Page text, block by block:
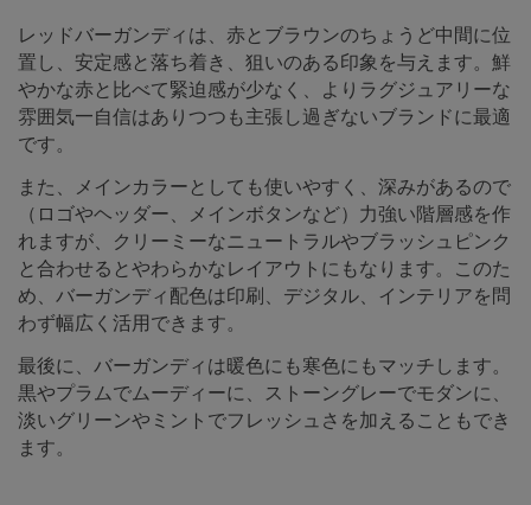
レッドバーガンディは、赤とブラウンのちょうど中間に位
置し、安定感と落ち着き、狙いのある印象を与えます。鮮
やかな赤と比べて緊迫感が少なく、よりラグジュアリーな
雰囲気—自信はありつつも主張し過ぎないブランドに最適
です。
また、メインカラーとしても使いやすく、深みがあるので
（ロゴやヘッダー、メインボタンなど）力強い階層感を作
れますが、クリーミーなニュートラルやブラッシュピンク
と合わせるとやわらかなレイアウトにもなります。このた
め、バーガンディ配色は印刷、デジタル、インテリアを問
わず幅広く活用できます。
最後に、バーガンディは暖色にも寒色にもマッチします。
黒やプラムでムーディーに、ストーングレーでモダンに、
淡いグリーンやミントでフレッシュさを加えることもでき
ます。